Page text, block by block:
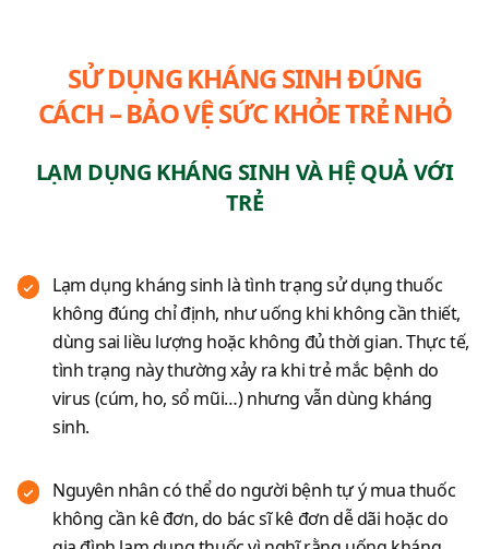
SỬ DỤNG KHÁNG SINH ĐÚNG
CÁCH – BẢO VỆ SỨC KHỎE TRẺ NHỎ
LẠM DỤNG KHÁNG SINH VÀ HỆ QUẢ VỚI
TRẺ
Lạm dụng kháng sinh là tình trạng sử dụng thuốc
không đúng chỉ định, như uống khi không cần thiết,
dùng sai liều lượng hoặc không đủ thời gian. Thực tế,
tình trạng này thường xảy ra khi trẻ mắc bệnh do
virus (cúm, ho, sổ mũi…) nhưng vẫn dùng kháng
sinh.
Nguyên nhân có thể do người bệnh tự ý mua thuốc
không cần kê đơn, do bác sĩ kê đơn dễ dãi hoặc do